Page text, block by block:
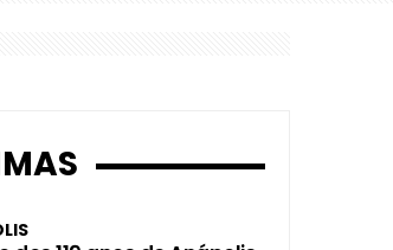
municipal
aniversário da